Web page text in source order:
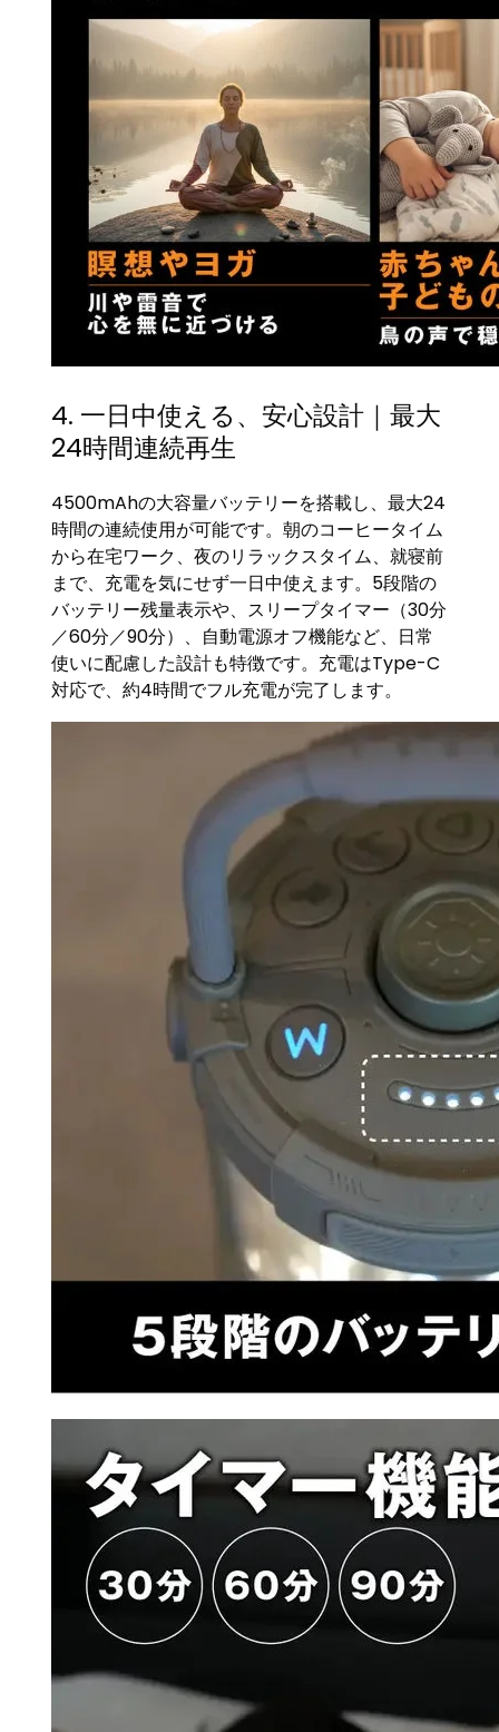
4. 一日中使える、安心設計｜最大
24時間連続再生
4500mAhの大容量バッテリーを搭載し、最大24
時間の連続使用が可能です。朝のコーヒータイム
から在宅ワーク、夜のリラックスタイム、就寝前
まで、充電を気にせず一日中使えます。5段階の
バッテリー残量表示や、スリープタイマー（30分
／60分／90分）、自動電源オフ機能など、日常
使いに配慮した設計も特徴です。充電はType-C
対応で、約4時間でフル充電が完了します。